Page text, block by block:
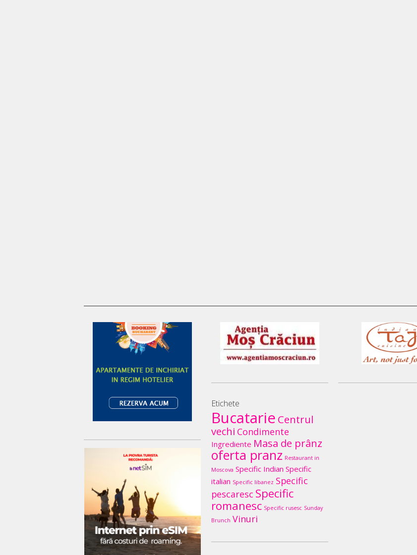
Etichete
Bucatarie Centrul
vechi Condimente
Ingrediente Masa de prânz
oferta pranz Restaurant in
Moscova Specific Indian Specific
italian Specific libanez Specific
pescaresc Specific
romanesc Specific rusesc Sunday
Brunch Vinuri